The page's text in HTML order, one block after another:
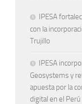
IPESA
con la
Trujillo
IPESA
Geosystems y
apuesta por la
digital en el Perú